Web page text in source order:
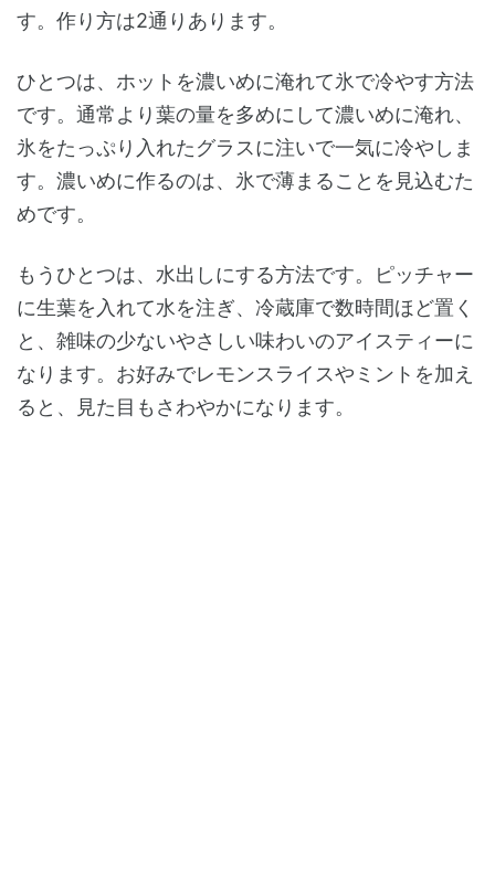
す。作り方は2通りあります。
ひとつは、ホットを濃いめに淹れて氷で冷やす方法
です。通常より葉の量を多めにして濃いめに淹れ、
氷をたっぷり入れたグラスに注いで一気に冷やしま
す。濃いめに作るのは、氷で薄まることを見込むた
めです。
もうひとつは、水出しにする方法です。ピッチャー
に生葉を入れて水を注ぎ、冷蔵庫で数時間ほど置く
と、雑味の少ないやさしい味わいのアイスティーに
なります。お好みでレモンスライスやミントを加え
ると、見た目もさわやかになります。